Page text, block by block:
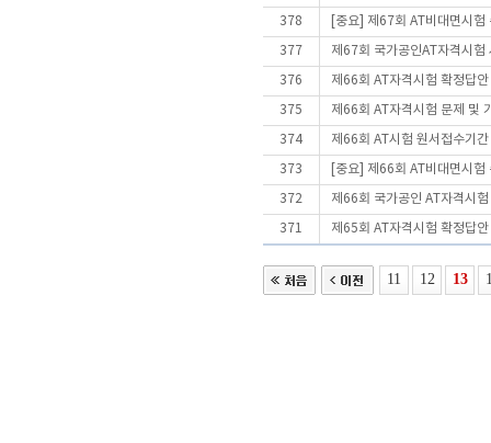
378 [중요] 제67회 AT비대면시험
377 제67회 국가공인AT자격시험
376 제66회 AT자격시험 확정답
375 제66회 AT자격시험 문제 및
374 제66회 AT시험 원서접수기
373 [중요] 제66회 AT비대면시험
372 제66회 국가공인 AT자격시
371 제65회 AT자격시험 확정답
11 12 13